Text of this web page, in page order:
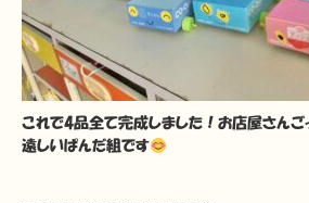
これで4品全て完成しました！お店屋さんご
遠しいぱんだ組です